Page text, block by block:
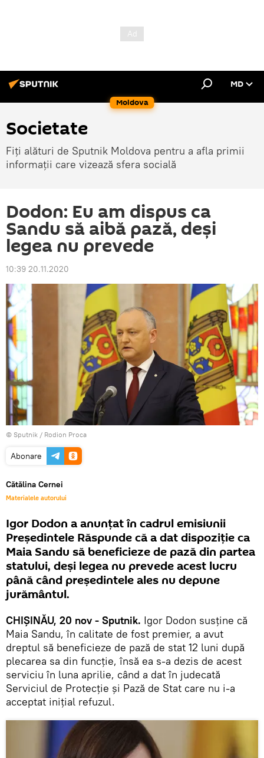
Moldova
MD
Societate
Fiți alături de Sputnik Moldova pentru a afla primii
informații care vizează sfera socială
Dodon: Eu am dispus ca
Sandu să aibă pază, deși
legea nu prevede
10:39 20.11.2020
© Sputnik / Rodion Proca
Abonare
Cătălina Cernei
Materialele autorului
Igor Dodon a anunțat în cadrul emisiunii
Președintele Răspunde că a dat dispoziție ca
Maia Sandu să beneficieze de pază din partea
statului, deși legea nu prevede acest lucru
până când președintele ales nu depune
jurământul.
CHIȘINĂU, 20 nov - Sputnik. Igor Dodon susține că
Maia Sandu, în calitate de fost premier, a avut
dreptul să beneficieze de pază de stat 12 luni după
plecarea sa din funcție, însă ea s-a dezis de acest
serviciu în luna aprilie, când a dat în judecată
Serviciul de Protecție și Pază de Stat care nu i-a
acceptat inițial refuzul.